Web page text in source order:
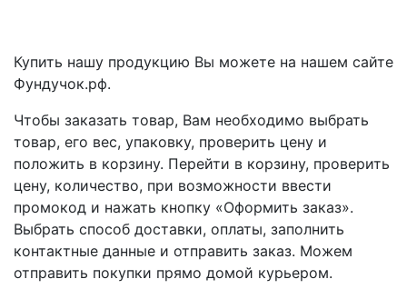
Купить нашу продукцию Вы можете на нашем сайте
Фундучок.рф.
Чтобы заказать товар, Вам необходимо выбрать
товар, его вес, упаковку, проверить цену и
положить в корзину. Перейти в корзину, проверить
цену, количество, при возможности ввести
промокод и нажать кнопку «Оформить заказ».
Выбрать способ доставки, оплаты, заполнить
контактные данные и отправить заказ. Можем
отправить покупки прямо домой курьером.